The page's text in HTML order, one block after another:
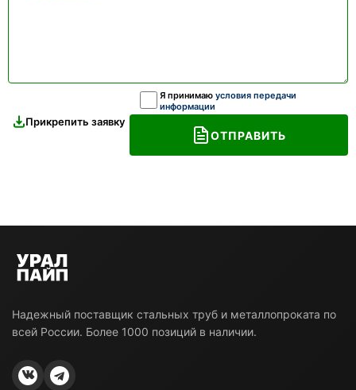
Прикрепить заявку
Я принимаю условия передачи
информации
ОТПРАВИТЬ
Надежный поставщик стальных труб и металлопроката по
всей России. Более 1000 позиций в наличии.